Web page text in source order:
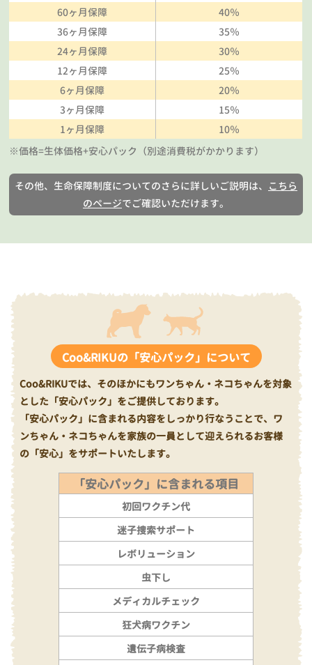
60ヶ月保障
40％
36ヶ月保障
35％
24ヶ月保障
30％
12ヶ月保障
25％
6ヶ月保障
20％
3ヶ月保障
15％
1ヶ月保障
10％
※価格=生体価格+安心パック（別途消費税がかかります）
その他、生命保障制度についてのさらに詳しいご説明は、 こちら
のページでご確認いただけます。
Coo&RIKUの「安心パック」について
Coo&RIKUでは、そのほかにもワンちゃん・ネコちゃんを対象
とした「安心パック」をご提供しております。
「安心パック」に含まれる内容をしっかり行なうことで、ワ
ンちゃん・ネコちゃんを家族の一員として迎えられるお客様
の「安心」をサポートいたします。
「安心パック」に含まれる項目
初回ワクチン代
迷子捜索サポート
レボリューション
虫下し
メディカルチェック
狂犬病ワクチン
遺伝子病検査